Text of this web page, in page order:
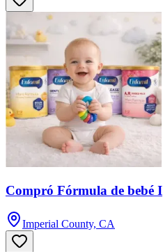
Compró Fórmula de bebé I
Imperial County, CA